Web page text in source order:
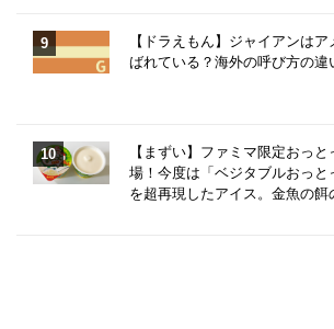
【ドラえもん】ジャイアンは
ばれている？海外の呼び方の違
【まずい】ファミマ限定おっ
場！今度は「ベジタブルおっと
を超再現したアイス。金魚の餌